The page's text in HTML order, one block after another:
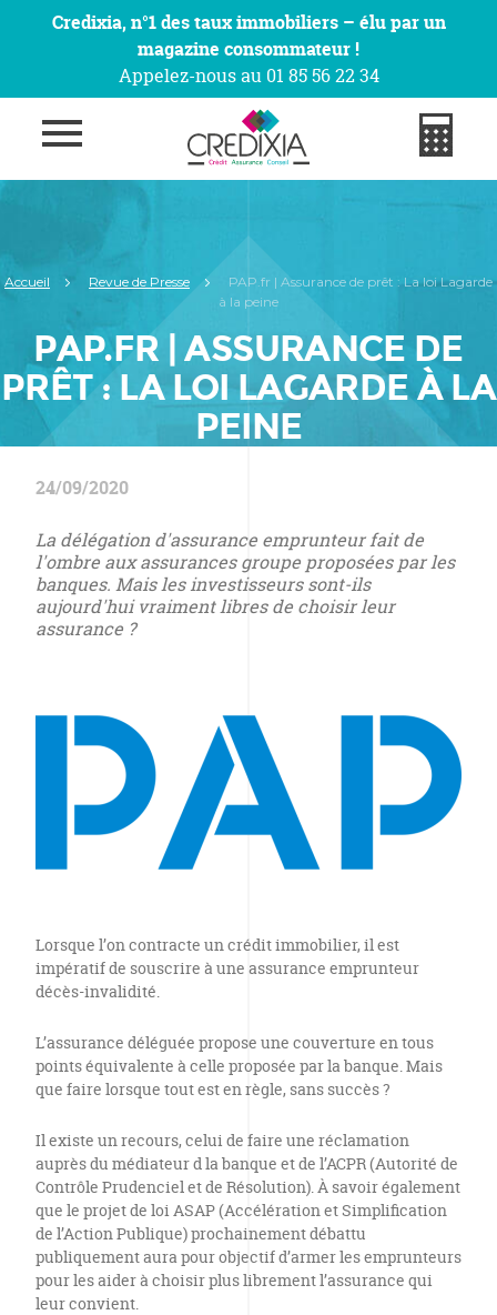
Credixia, n°1 des taux immobiliers – élu par un
magazine consommateur !
Appelez-nous au 01 85 56 22 34
Accueil Revue de Presse
PAP.fr | Assurance de prêt : La loi Lagarde
à la peine
PAP.FR | ASSURANCE DE
PRÊT : LA LOI LAGARDE À LA
PEINE
24/09/2020
La délégation d'assurance emprunteur fait de
l'ombre aux assurances groupe proposées par les
banques. Mais les investisseurs sont-ils
aujourd'hui vraiment libres de choisir leur
assurance ?
Lorsque l’on contracte un crédit immobilier, il est
impératif de souscrire à une assurance emprunteur
décès-invalidité.
L’assurance déléguée propose une couverture en tous
points équivalente à celle proposée par la banque. Mais
que faire lorsque tout est en règle, sans succès ?
Il existe un recours, celui de faire une réclamation
auprès du médiateur d la banque et de l’ACPR (Autorité de
Contrôle Prudenciel et de Résolution). À savoir également
que le projet de loi ASAP (Accélération et Simplification
de l’Action Publique) prochainement débattu
publiquement aura pour objectif d’armer les emprunteurs
pour les aider à choisir plus librement l’assurance qui
leur convient.